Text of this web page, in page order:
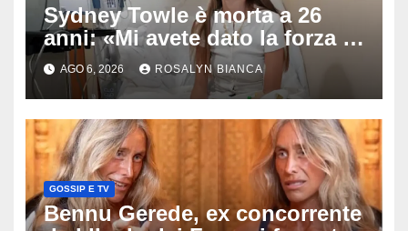
Sydney Towle è morta a 26
anni: «Mi avete dato la forza di
andare avanti», l’ultimo
messaggio dell’influencer
commuove i fan
AGO 6, 2026 ROSALYN BIANCA
GOSSIP E TV
Bennu Gerede, ex concorrente